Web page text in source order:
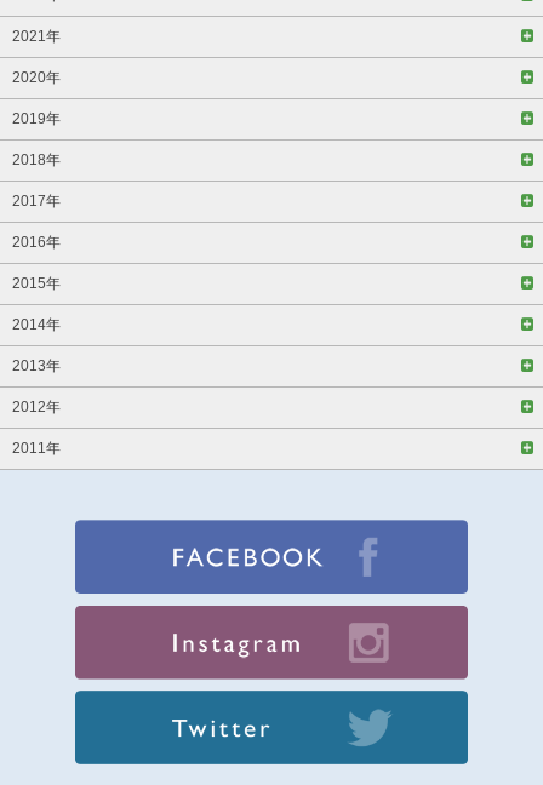
2021年
2020年
2019年
2018年
2017年
2016年
2015年
2014年
2013年
2012年
2011年